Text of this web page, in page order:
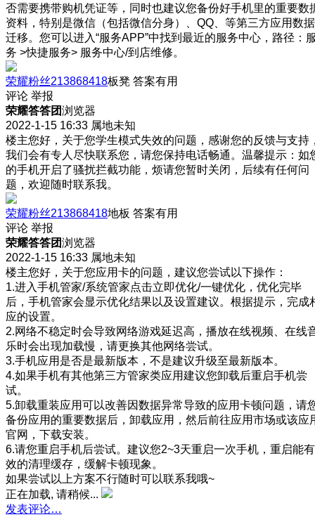
否需要携带购机凭证等，同时也建议您备份好手机里的重要数
资料，特别是微信（包括微信分身）、QQ、等第三方应用数据
迁移。您可以进入“服务APP”中找到最近的服务中心，路径：
务 >快捷服务> 服务中心/到店维修。
荣耀粉丝213868418板凳 答案有用
评论 举报
荣耀答答团浏览器
2022-1-15 16:33 属地未知
楼主您好，关于您学生模式失效的问题，感谢您的反馈与支持
我们会有专人尽快联系您，请您保持电话畅通。温馨提示：如
的手机开启了骚扰拦截功能，烦请您暂时关闭，后续有任何问
题，欢迎随时联系我。
荣耀粉丝213868418地板 答案有用
评论 举报
荣耀答答团浏览器
2022-1-15 16:33 属地未知
楼主您好，关于您应用卡的问题，建议您尝试以下操作：
1.进入手机管家/系统管家点击立即优化/一键优化，优化完毕
后，手机管家会显示优化结果以及设置建议。根据提示，完成
应的设置。
2.网络不稳定时会导致网络游戏延迟高，播放在线视频、在线
乐时会出现加载慢，请更换其他网络尝试。
3.手机应用是否是最新版本，不是建议升级至最新版本。
4.如果手机有其他第三方管家类应用建议您卸载后重启手机尝
试。
5.卸载重装应用可以改善因数据异常导致的应用卡顿问题，请
备份应用的重要数据后，卸载应用，然后前往应用市场或该应
官网，下载安装。
6.请您重启手机后尝试。建议您2~3天重启一次手机，重启能有
效的清理缓存，缓解卡顿现象。
如果尝试以上方案不行随时可以联系我哦~
正在加载, 请稍候...
发表评论…